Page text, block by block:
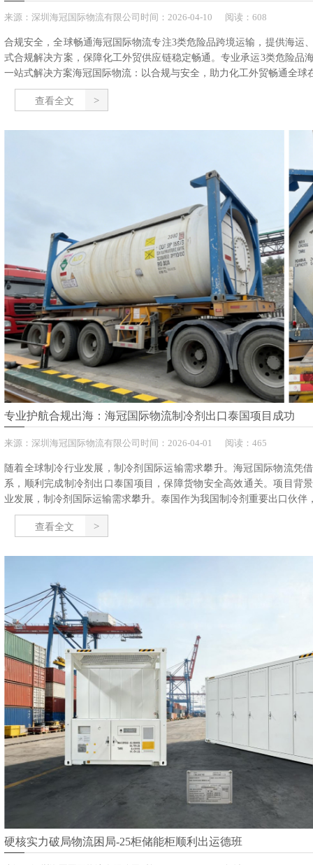
来源： 深圳海冠国际物流有限公司 时间： 2026-04-10 阅读：608
合规安全，全球畅通海冠国际物流专注3类危险品跨境运输，提供海运
式合规解决方案，保障化工外贸供应链稳定畅通。专业承运3类危险品
一站式解决方案海冠国际物流：以合规与安全，助力化工外贸畅通全球
查看全文
专业护航合规出海：海冠国际物流制冷剂出口泰国项目成功
来源： 深圳海冠国际物流有限公司 时间： 2026-04-01 阅读：465
随着全球制冷行业发展，制冷剂国际运输需求攀升。海冠国际物流凭
系，顺利完成制冷剂出口泰国项目，保障货物安全高效通关。项目背
业发展，制冷剂国际运输需求攀升。泰国作为我国制冷剂重要出口伙伴
查看全文
硬核实力破局物流困局-25柜储能柜顺利出运德班